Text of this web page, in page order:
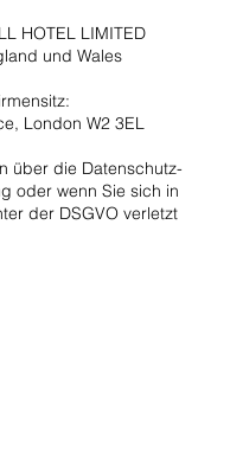
HOTEL LIMITED
und Wales
London W2 3EL
über die Datenschutz-
oder wenn Sie sich in
der DSGVO verletzt